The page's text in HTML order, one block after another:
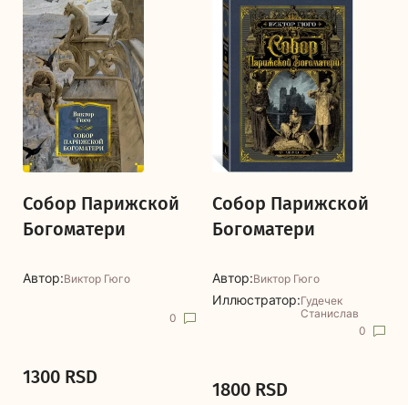
Собор Парижской
Богоматери
Автор:Виктор Гюго
0
1300 RSD
Собор Парижской
Богоматери
Автор:Виктор Гюго
Иллюстратор:Гудечек
Станислав
0
1800 RSD